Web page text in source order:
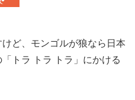
ど、モンゴルが狼なら日本
トラ トラ トラ」にかける